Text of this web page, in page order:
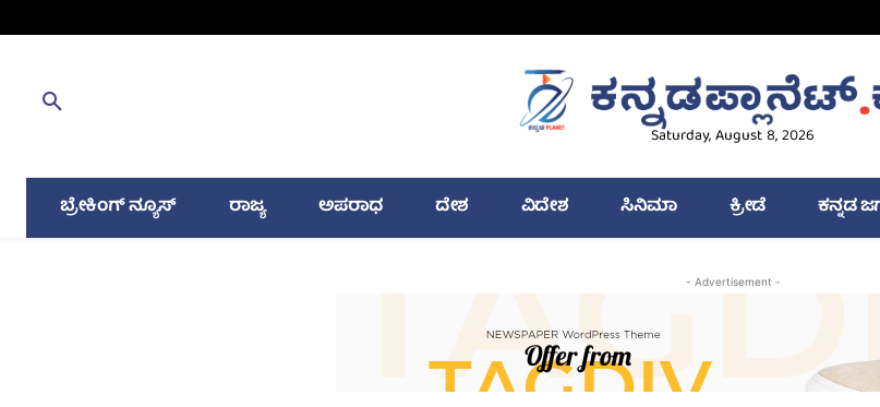
Saturday, August 8, 2026
ಬ್ರೇಕಿಂಗ್ ನ್ಯೂಸ್ ರಾಜ್ಯ ಅಪರಾಧ ದೇಶ ವಿದೇಶ ಸಿನಿಮಾ ಕ್ರೀಡೆ ಕನ್ನಡ
- Advertisement -